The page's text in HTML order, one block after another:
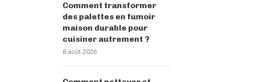
Comment transformer
des palettes en fumoir
maison durable pour
cuisiner autrement ?
8 août 2026